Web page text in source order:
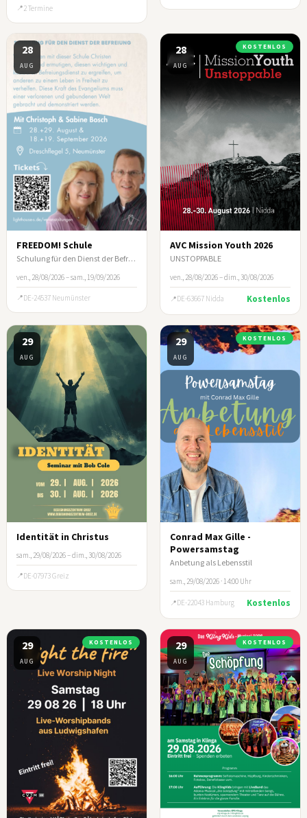
2 Termine
28
AUG
FREEDOM! Schule
Schulung für den Dienst der Befreiung
ven., 28/08/2026 – sam., 19/09/2026
DE-24537 Neumünster
28
AUG
KOSTENLOS
AVC Mission Youth 2026
UNSTOPPABLE
ven., 28/08/2026 – dim., 30/08/2026
DE-63667 Nidda Kostenlos
29
AUG
Identität in Christus
sam., 29/08/2026 – dim., 30/08/2026
DE-07973 Greiz
29
AUG
KOSTENLOS
Conrad Max Gille -
Powersamstag
Anbetung als Lebensstil
sam., 29/08/2026 · 14:00 Uhr
DE-22043 Hamburg Kostenlos
29
AUG
KOSTENLOS 29
AUG
KOSTENLOS